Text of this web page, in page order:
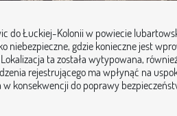
do Łuckiej-Kolonii w powiecie
niebezpieczne, gdzie konieczne jest
ta została wytypowana,
rejestrującego ma wpłynąć na
w konsekwencji do poprawy